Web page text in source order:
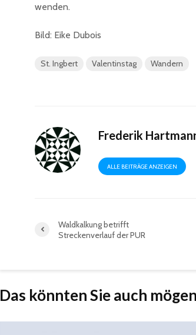
wenden.
Bild: Eike Dubois
St. Ingbert Valentinstag Wandern
Frederik
ALLE BEITRÄGE ANZEIGEN
Waldkalkung betrifft
Streckenverlauf der PUR
Das könnten Sie auch mögen